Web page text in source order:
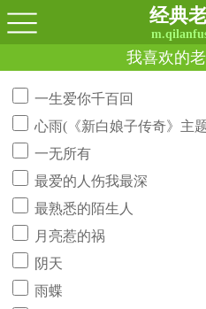
经典
我喜欢的
一生爱你千百回
心雨(《新白娘子传奇》主
一无所有
最爱的人伤我最深
最熟悉的陌生人
月亮惹的祸
阴天
雨蝶